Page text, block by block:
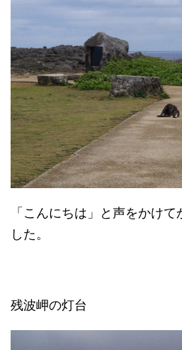
「こんにちは」と声をかけ
した。
残波岬の灯台